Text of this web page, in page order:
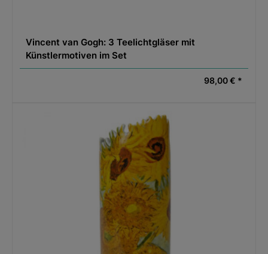
Vincent van Gogh: 3 Teelichtgläser mit
Künstlermotiven im Set
98,00 € *